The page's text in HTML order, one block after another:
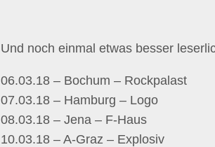
Und noch einmal etwas besser
06.03.18 – Bochum – Rockpalast
07.03.18 – Hamburg – Logo
08.03.18 – Jena – F-Haus
10.03.18 – A-Graz – Explosiv